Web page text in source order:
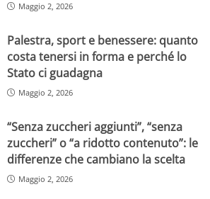
Maggio 2, 2026
Palestra, sport e benessere: quanto
costa tenersi in forma e perché lo
Stato ci guadagna
Maggio 2, 2026
“Senza zuccheri aggiunti”, “senza
zuccheri” o “a ridotto contenuto”: le
differenze che cambiano la scelta
Maggio 2, 2026